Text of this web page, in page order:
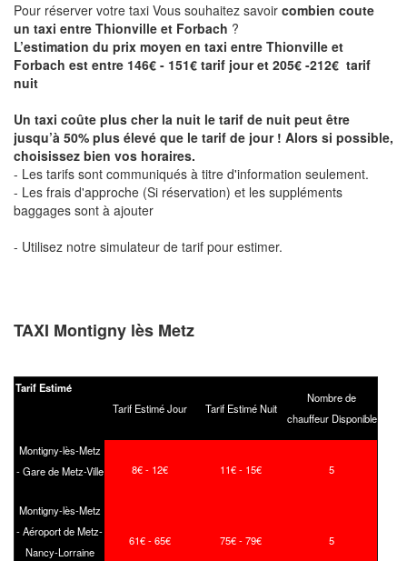
Pour réserver votre taxi Vous souhaitez savoir combien coute
un taxi entre Thionville et Forbach ?
L’estimation du prix moyen en taxi entre Thionville et
Forbach est entre 146€ - 151€ tarif jour et 205€ -212€ tarif
nuit
Un taxi coûte plus cher la nuit le tarif de nuit peut être
jusqu’à 50% plus élevé que le tarif de jour ! Alors si possible,
choisissez bien vos horaires.
- Les tarifs sont communiqués à titre d'information seulement.
- Les frais d'approche (Si réservation) et les suppléments
baggages sont à ajouter
- Utilisez notre simulateur de tarif pour estimer.
TAXI Montigny lès Metz
Tarif Estimé
Tarif Estimé Jour
Tarif Estimé Nuit
Nombre de
chauffeur Disponible
Montigny-lès-Metz
- Gare de Metz-Ville
8€ - 12€ 11€ - 15€ 5
Montigny-lès-Metz
- Aéroport de Metz-
Nancy-Lorraine
61€ - 65€ 75€ - 79€ 5